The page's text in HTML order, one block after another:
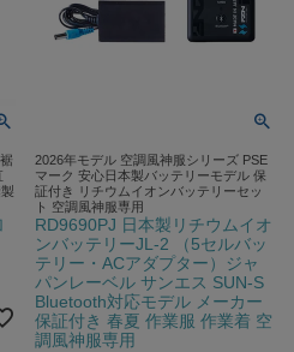
2026年モデル 空調風神服シリーズ PSE
マーク 安心日本製バッテリーモデル 保
証付き リチウムイオンバッテリーセッ
ト 空調風神服専用
RD9690PJ 日本製リチウムイオ
ンバッテリーJL-2 （5セルバッ
テリー・ACアダプター）ジャ
パンレーベル サンエス SUN-S
Bluetooth対応モデル メーカー
保証付き 春夏 作業服 作業着 空
調風神服専用